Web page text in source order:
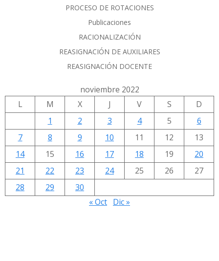
PROCESO DE ROTACIONES
Publicaciones
RACIONALIZACIÓN
REASIGNACIÓN DE AUXILIARES
REASIGNACIÓN DOCENTE
noviembre 2022
L
M X J V S
D
1
2 3 4 5
6
7
8 9 10 11 12
13
14
15 16 17 18 19
20
21
22 23 24 25 26
27
28
29
30
« Oct Dic »